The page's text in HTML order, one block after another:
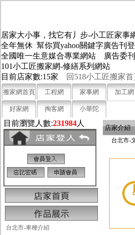
居家大小事，找它有丿步-小工匠家事
全年無休 幫你買yahoo關鍵字廣告刊
全國唯一生意媒合專業網站 廣告委
101小工匠搬家網-修繕系列網站
目前店家數:15家
回518小工匠搬家
搬家網首頁 工程網 家事網 加工網
好家網 掏客網 小華陀
目前瀏覽人數:231984人
台北市-車種介紹
店家介紹
台北市-